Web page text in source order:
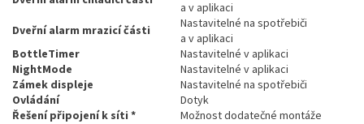
a v aplikaci
Dveřní alarm mrazicí části
Nastavitelné na spotřebiči
a v aplikaci
BottleTimer
Nastavitelné v aplikaci
NightMode
Nastavitelné v aplikaci
Zámek displeje
Nastavitelné na spotřebiči
Ovládání
Dotyk
Řešení připojení k síti *
Možnost dodatečné montáže